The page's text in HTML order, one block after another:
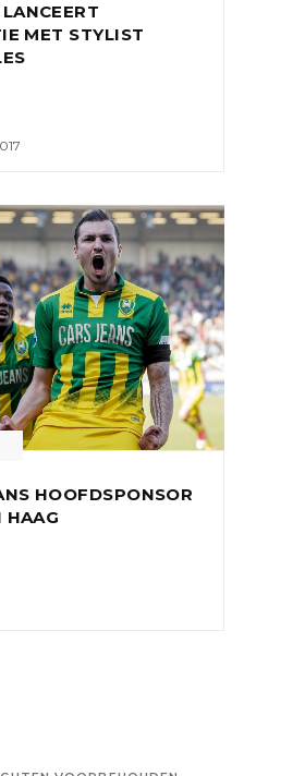
MET STYLIST
HOOFDSPONSOR
HAAG